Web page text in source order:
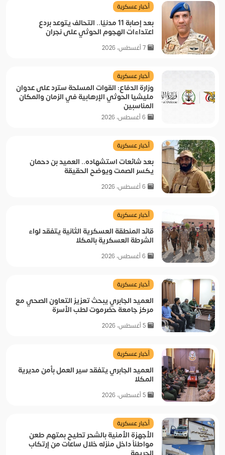
أخبار عسكرية
بعد إصابة 11 مدنيًا.. التحالف يتوعد بردع
اعتداءات الهجوم الحوثي على نجران
7 أغسطس، 2026
أخبار عسكرية
وزارة الدفاع: القوات المسلحة سترد على عدوان
مليشيا الحوثي الإرهابية في الزمان والمكان
المناسبين
6 أغسطس، 2026
أخبار عسكرية
بعد شائعات استشهاده.. العميد بن دحمان
يكسر الصمت ويوضح الحقيقة
6 أغسطس، 2026
أخبار عسكرية
قائد المنطقة العسكرية الثانية يتفقد لواء
الشرطة العسكرية بالمكلا
6 أغسطس، 2026
أخبار عسكرية
العميد الجابري يبحث تعزيز التعاون الصحي مع
مركز جامعة حضرموت لطب الأسرة
5 أغسطس، 2026
أخبار عسكرية
العميد الجابري يتفقد سير العمل بأمن مديرية
المكلا
5 أغسطس، 2026
أخبار عسكرية
الأجهزة الأمنية بالشحر تطيح بمتهم طعن
مواطناً داخل منزله خلال ساعات من إرتكاب